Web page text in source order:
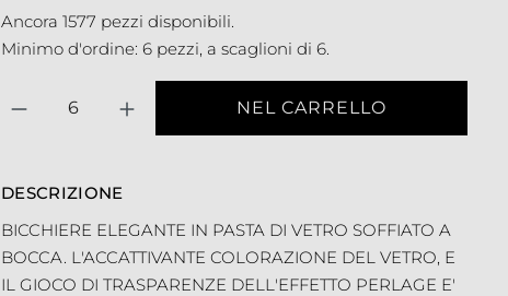
Ancora 1577 pezzi disponibili.
Minimo d'ordine: 6 pezzi, a scaglioni di 6.
NEL CARRELLO
DESCRIZIONE
BICCHIERE ELEGANTE IN PASTA DI VETRO SOFFIATO A
BOCCA. L'ACCATTIVANTE COLORAZIONE DEL VETRO, E
IL GIOCO DI TRASPARENZE DELL'EFFETTO PERLAGE E'